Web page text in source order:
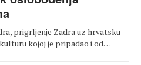
prigrljenje Zadra uz hrvatsku
kojoj je pripadao i od…